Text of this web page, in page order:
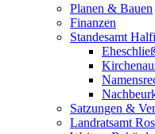
Planen & Bauen
Finanzen
Standesamt
Satzungen &
Landratsamt